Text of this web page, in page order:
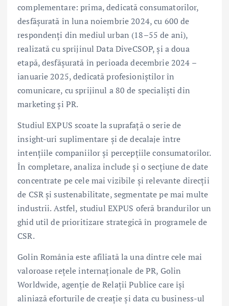
complementare: prima, dedicată consumatorilor,
desfășurată în luna noiembrie 2024, cu 600 de
respondenți din mediul urban (18–55 de ani),
realizată cu sprijinul Data DiveCSOP, și a doua
etapă, desfășurată în perioada decembrie 2024 –
ianuarie 2025, dedicată profesioniștilor în
comunicare, cu sprijinul a 80 de specialiști din
marketing și PR.
Studiul EXPUS scoate la suprafață o serie de
insight-uri suplimentare și de decalaje între
intențiile companiilor și percepțiile consumatorilor.
În completare, analiza include și o secțiune de date
concentrate pe cele mai vizibile și relevante direcții
de CSR și sustenabilitate, segmentate pe mai multe
industrii. Astfel, studiul EXPUS oferă brandurilor un
ghid util de prioritizare strategică în programele de
CSR.
Golin România este afiliată la una dintre cele mai
valoroase rețele internaționale de PR, Golin
Worldwide, agenție de Relații Publice care își
aliniază eforturile de creație și data cu business-ul